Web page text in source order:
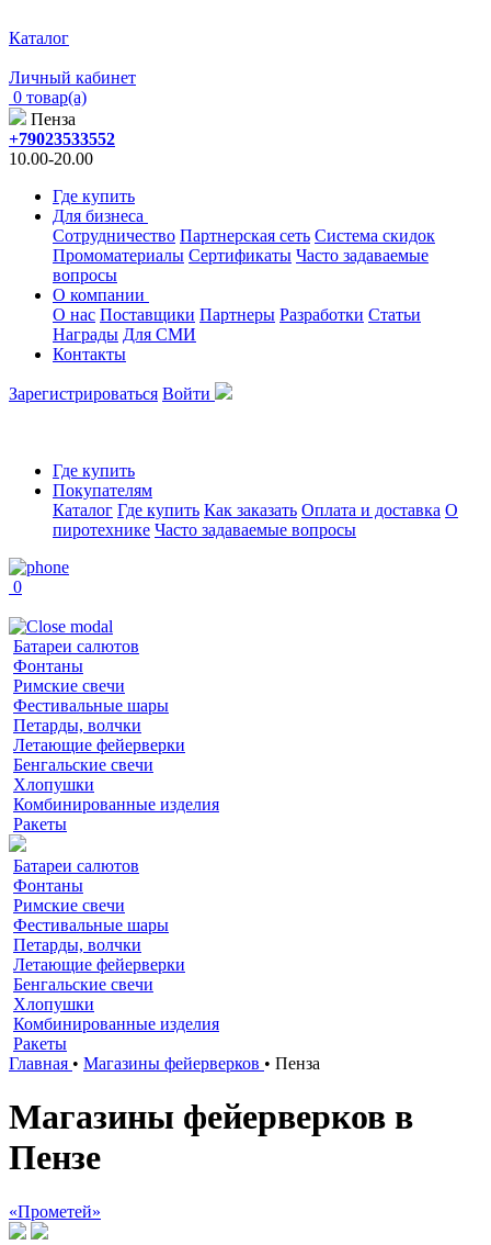
Каталог
Личный кабинет
0 товар(а)
Пенза
+79023533552
10.00-20.00
Где купить
Для бизнеса
Сотрудничество Партнерская сеть Система скидок
Промоматериалы Сертификаты Часто задаваемые
вопросы
О компании
О нас Поставщики Партнеры Разработки Статьи
Награды Для СМИ
Контакты
Зарегистрироваться Войти
Где купить
Покупателям
Каталог Где купить Как заказать Оплата и доставка О
пиротехнике Часто задаваемые вопросы
0
Батареи салютов
Фонтаны
Римские свечи
Фестивальные шары
Петарды, волчки
Летающие фейерверки
Бенгальские свечи
Хлопушки
Комбинированные изделия
Ракеты
Батареи салютов
Фонтаны
Римские свечи
Фестивальные шары
Петарды, волчки
Летающие фейерверки
Бенгальские свечи
Хлопушки
Комбинированные изделия
Ракеты
Главная • Магазины фейерверков • Пенза
Магазины фейерверков в
Пензе
«Прометей»